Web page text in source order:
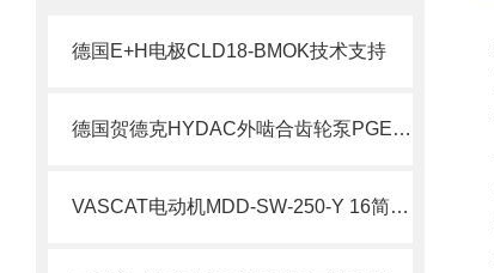
德国E+H电极CLD18-BMOK技术支持
德国贺德克HYDAC外啮合齿轮泵PGE100系列科普
VASCAT电动机MDD-SW-250-Y 16简要介绍